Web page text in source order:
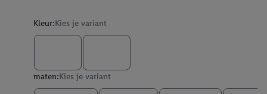
Kleur:Kies je variant
maten:Kies je variant